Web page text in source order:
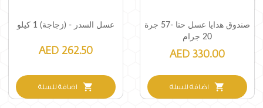
صندوق هدايا عسل حتا -57 جرة
20 جرام
AED 330.00
shopping_cart اضافة للسلة
عسل السدر - (زجاجة) 1 كيلو
AED 262.50
shopping_cart اضافة للسلة